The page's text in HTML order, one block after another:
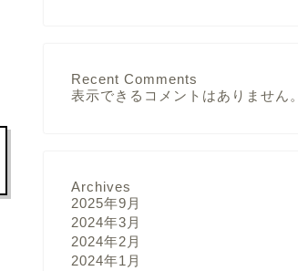
Recent Comments
表示できるコメントはありません。
Archives
2025年9月
2024年3月
2024年2月
2024年1月